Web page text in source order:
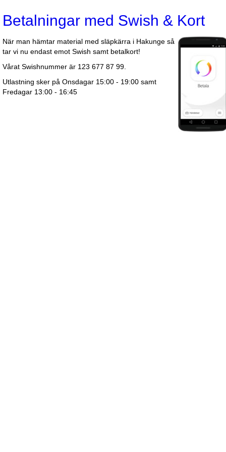
Betalningar med Swish & Kort
När man hämtar material med släpkärra i Hakunge så
tar vi nu endast emot Swish samt betalkort!
Vårat Swishnummer är 123 677 87 99.
Utlastning sker på Onsdagar 15:00 - 19:00 samt
Fredagar 13:00 - 16:45